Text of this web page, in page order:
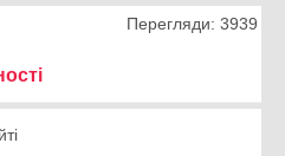
Перегляди: 3939